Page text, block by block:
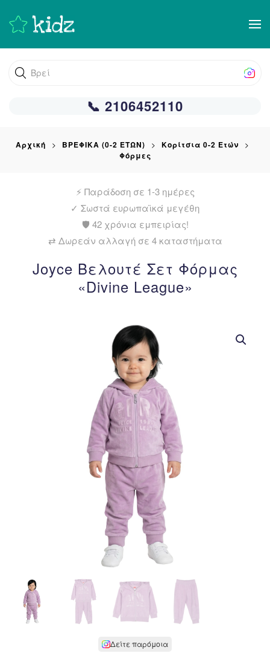
Skip
to
content
Βρείτε αυ
📞 2106452110
Αρχική ΒΡΕΦΙΚΑ (0-2 ΕΤΩΝ)
Κορίτσια 0-2 Ετών
Φόρμες
⚡ Παράδοση σε 1-3 ημέρες
✓ Σωστά ευρωπαϊκά μεγέθη
🛡️ 42 χρόνια εμπειρίας!
⇄ Δωρεάν αλλαγή σε 4 καταστήματα
Joyce Βελουτέ Σετ Φόρμας
«Divine League»
Δείτε παρόμοια